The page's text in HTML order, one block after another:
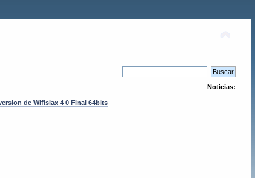
Noticias:
de Wifislax 4 0 Final 64bits